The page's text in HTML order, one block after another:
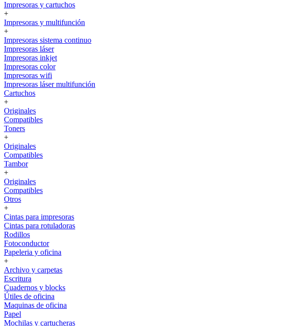
Impresoras y cartuchos
+
Impresoras y multifunción
+
Impresoras sistema continuo
Impresoras láser
Impresoras inkjet
Impresoras color
Impresoras wifi
Impresoras láser multifunción
Cartuchos
+
Originales
Compatibles
Toners
+
Originales
Compatibles
Tambor
+
Originales
Compatibles
Otros
+
Cintas para impresoras
Cintas para rotuladoras
Rodillos
Fotoconductor
Papeleria y oficina
+
Archivo y carpetas
Escritura
Cuadernos y blocks
Útiles de oficina
Maquinas de oficina
Papel
Mochilas y cartucheras